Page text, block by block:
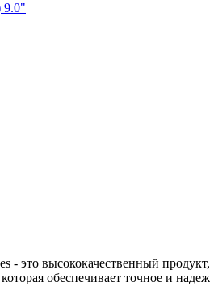
9.0"
это высококачественный
обеспечивает точное и